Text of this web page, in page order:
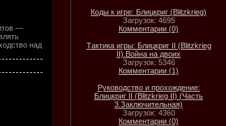
—
над
Коды к игре: Блицкриг (Blitzkrieg)
Загрузок: 4695
Комментарии (0)
Тактика игры: Блицкриг II (Blitzkrieg
II).Война на двоих
Загрузок: 5346
Комментарии (1)
Руководство и прохождение:
Блицкриг II (Blitzkrieg II) (Часть
3.Заключительная)
Загрузок: 4360
Комментарии (0)